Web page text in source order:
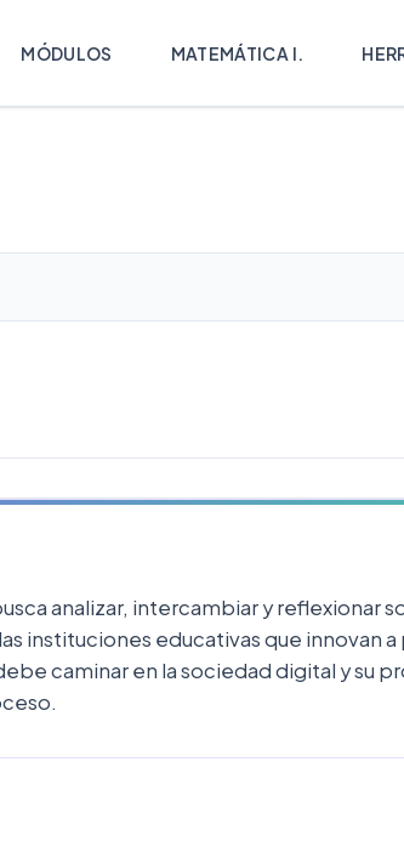
MÓDULOS MATEMÁTICA I.
analizar, intercambiar y reflexionar
instituciones educativas que innovan
caminar en la sociedad digital y su